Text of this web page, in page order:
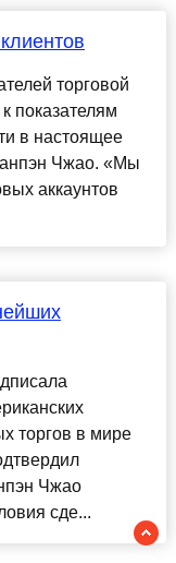
торговой
показателям
в настоящее
Чжао. «Мы
аккаунтов
торгов в мире
Чжао
сде...